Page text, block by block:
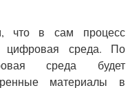
что в сам процесс
цифровая среда. По
среда будет
материалы в